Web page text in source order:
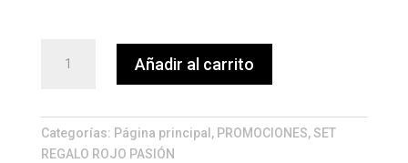
Pasión
cantidad
Añadir al carrito
Categorías: Página principal , PROMOCIONES,SET
REGALO ROJO PASIÓN